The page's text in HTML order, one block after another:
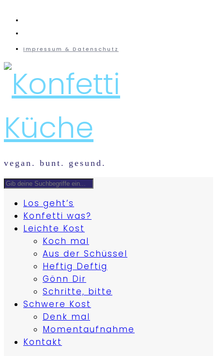
Impressum & Datenschutz
vegan. bunt. gesund.
Los geht’s
Konfetti was?
Leichte Kost
Koch mal
Aus der Schüssel
Heftig Deftig
Gönn Dir
Schritte, bitte
Schwere Kost
Denk mal
Momentaufnahme
Kontakt